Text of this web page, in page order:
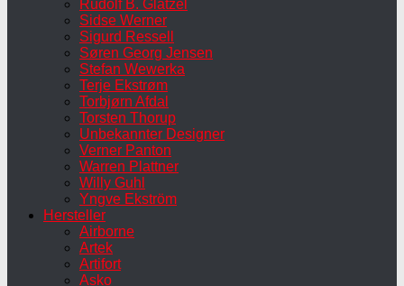
Rudolf B. Glatzel
Sidse Werner
Sigurd Ressell
Søren Georg Jensen
Stefan Wewerka
Terje Ekstrøm
Torbjørn Afdal
Torsten Thorup
Unbekannter Designer
Verner Panton
Warren Plattner
Willy Guhl
Yngve Ekström
Hersteller
Airborne
Artek
Artifort
Asko